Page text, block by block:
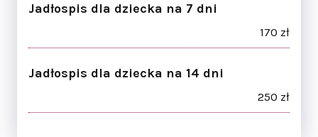
Jadłospis dla dziecka na 7 dni
170 zł
Jadłospis dla dziecka na 14 dni
250 zł